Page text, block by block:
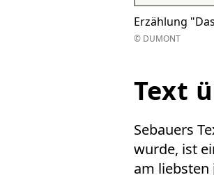
Erzählung
© DUMONT
Text
Sebauers
wurde, ist
am liebsten